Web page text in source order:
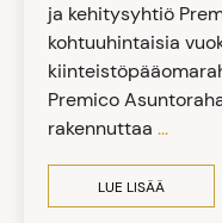
ja kehitysyhtiö
kohtuuhintaisia
Premico
rakennuttaa ...
LUE LISÄÄ